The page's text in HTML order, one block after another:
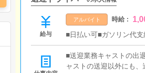
給与
アルバイト 時給 :
■日払い可■ガソリン代
■送迎業務キャストの出
ャストの送迎以外にも